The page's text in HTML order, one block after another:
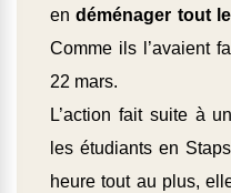
endéménager tout
Comme ils l’avaient
22 mars.
L’action fait suite à
les étudiants en
heure tout au plus,